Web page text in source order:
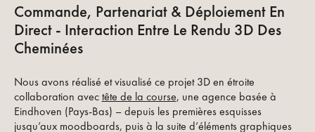
Commande, Partenariat & Déploiement En
Direct - Interaction Entre Le Rendu 3D Des
Cheminées
Nous avons réalisé et visualisé ce projet 3D en étroite
collaboration avectête de la course, une agence basée à
Eindhoven (Pays-Bas) – depuis les premières esquisses
jusqu’aux moodboards, puis à la suite d’éléments graphiques